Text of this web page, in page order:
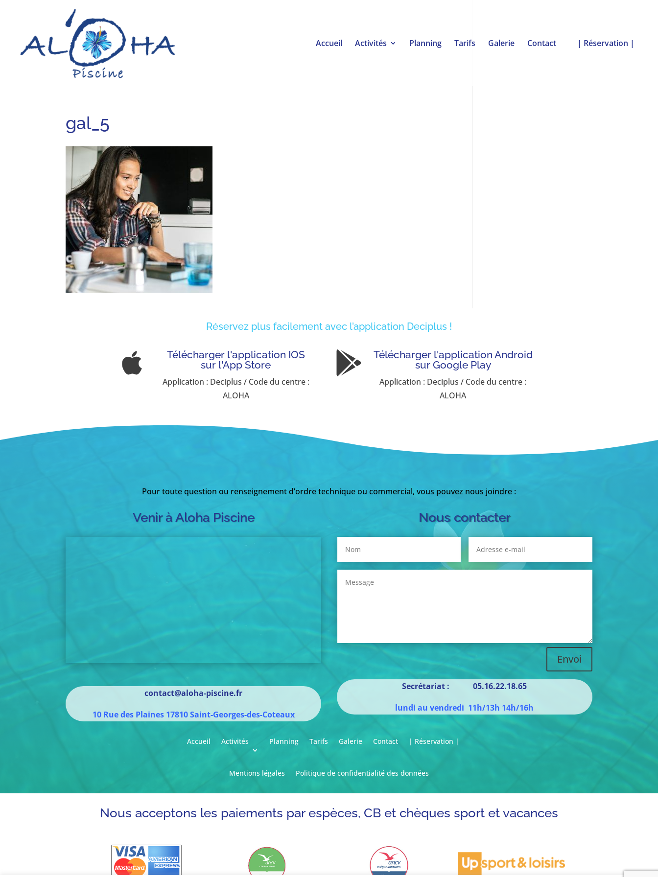
Accueil Activités Planning Tarifs Galerie Contact | Réservation |
gal_5
Réservez plus facilement avec l’application Deciplus !

Télécharger l'application IOS
sur l'App Store
Application : Deciplus / Code du centre :
ALOHA

Télécharger l'application Android
sur Google Play
Application : Deciplus / Code du centre :
ALOHA
Pour toute question ou renseignement d’ordre technique ou commercial, vous pouvez nous joindre :
Venir à Aloha Piscine
contact@aloha-piscine.fr
10 Rue des Plaines 17810Saint-Georges-des-Coteaux
Nous contacter
Envoi
Secrétariat : 05.16.22.18.65
lundi au vendredi 11h/13h 14h/16h
Accueil Activités Planning Tarifs Galerie Contact | Réservation |
Mentions légales Politique de confidentialité des données
Nous acceptons les paiements par espèces, CB et chèques sport et vacances